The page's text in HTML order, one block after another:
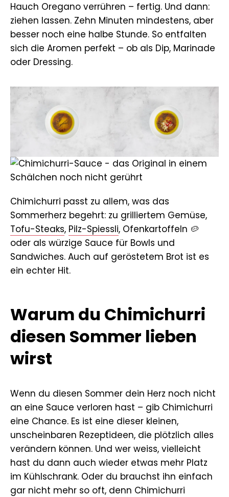
Hauch Oregano verrühren – fertig. Und dann:
ziehen lassen. Zehn Minuten mindestens, aber
besser noch eine halbe Stunde. So entfalten
sich die Aromen perfekt – ob als Dip, Marinade
oder Dressing.
Chimichurri passt zu allem, was das
Sommerherz begehrt: zu grilliertem Gemüse,
Tofu-Steaks, Pilz-Spiessli, Ofenkartoffeln 🥔
oder als würzige Sauce für Bowls und
Sandwiches. Auch auf geröstetem Brot ist es
ein echter Hit.
Warum du Chimichurri
diesen Sommer lieben
wirst
Wenn du diesen Sommer dein Herz noch nicht
an eine Sauce verloren hast – gib Chimichurri
eine Chance. Es ist eine dieser kleinen,
unscheinbaren Rezeptideen, die plötzlich alles
verändern können. Und wer weiss, vielleicht
hast du dann auch wieder etwas mehr Platz
im Kühlschrank. Oder du brauchst ihn einfach
gar nicht mehr so oft, denn Chimichurri